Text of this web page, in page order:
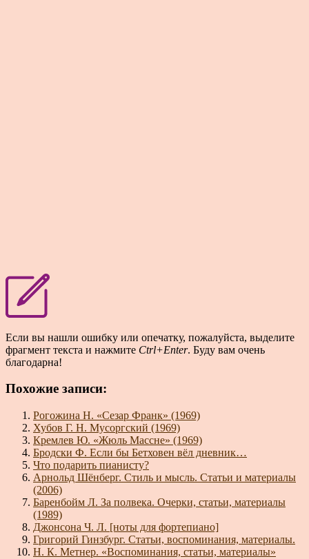
Если вы нашли ошибку или опечатку, пожалуйста, выделите
фрагмент текста и нажмите Ctrl+Enter. Буду вам очень
благодарна!
Похожие записи:
Рогожина Н. «Сезар Франк» (1969)
Хубов Г. Н. Мусоргский (1969)
Кремлев Ю. «Жюль Массне» (1969)
Бродски Ф. Если бы Бетховен вёл дневник…
Что подарить пианисту?
Арнольд Шёнберг. Стиль и мысль. Статьи и материалы
(2006)
Баренбойм Л. За полвека. Очерки, статьи, материалы
(1989)
Джонсона Ч. Л. [ноты для фортепиано]
Григорий Гинзбург. Статьи, воспоминания, материалы.
Н. К. Метнер. «Воспоминания, статьи, материалы»